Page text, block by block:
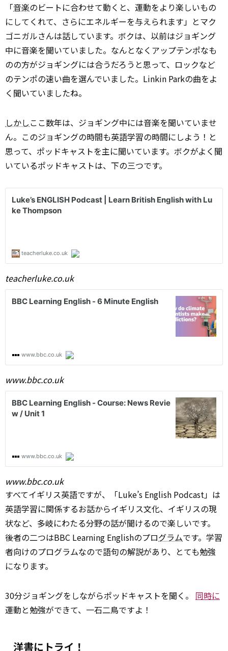
「音楽のビートに合わせて動くと、運動をより楽しいもの
にしてくれて、さらにエネルギーを与えられます」とマク
ゴニガルさんは話しています。ボクは、以前はジョギング
中に音楽を聞いていました。なんとなくアップテンポなも
のの方がジョギングには合うだろうと思って、ロックなど
のテンポの速い曲を選んでいました。Linkin Parkの曲をよ
く聞いていましたね。
しかしここ数年は、ジョギング中には音楽を聞いていませ
ん。このジョギングの時間も英語学習の時間にしよう！と
思って、ポッドキャストを主に聞いています。ボクがよく聞
いているポッドキャストは、下の三つです。
teacherluke.co.uk
www.bbc.co.uk
www.bbc.co.uk
すべてイギリス英語ですが、「Luke’s English Podcast」は
英語学習に関係するお話からイギリス文化、イギリスの現
状など、多岐にわたる分野の話が聞けるので楽しいです。
後者の二つはBBC Learning Englishのプログラムです。学習
者向けのプログラムなので語句の解説があり、とても勉強
になります。
30分ジョギングをしながらポッドキャストを聞く。 同時に
運動と勉強ができて、一石二鳥ですよ！
洋書にトライ！